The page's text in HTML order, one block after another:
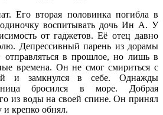
Его вторая половинка погибла в
воспитывать дочь Ин А. У
от гаджетов. Её отец давно
Депрессивный парень из дорамы
в прошлое, но лишь в
времена. Он не смог смириться с
и замкнулся в себе. Однажды
бросился в море. Добрая
из воды на своей спине. Он принял
и крепко обнял.